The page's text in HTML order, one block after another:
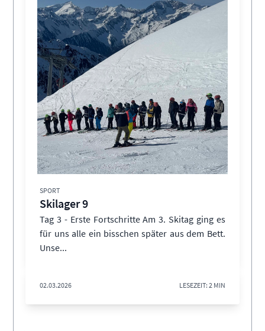
SPORT
Skilager 9
Tag 3 - Erste Fortschritte Am 3. Skitag ging es
für uns alle ein bisschen später aus dem Bett.
Unse...
02.03.2026 LESEZEIT: 2 MIN